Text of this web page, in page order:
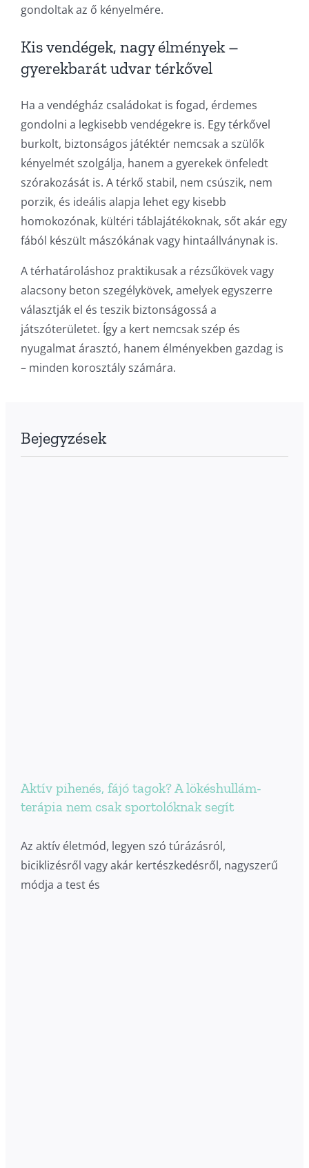
gondoltak az ő kényelmére.
Kis vendégek, nagy élmények –
gyerekbarát udvar térkővel
Ha a vendégház családokat is fogad, érdemes
gondolni a legkisebb vendégekre is. Egy térkővel
burkolt, biztonságos játéktér nemcsak a szülők
kényelmét szolgálja, hanem a gyerekek önfeledt
szórakozását is. A térkő stabil, nem csúszik, nem
porzik, és ideális alapja lehet egy kisebb
homokozónak, kültéri táblajátékoknak, sőt akár egy
fából készült mászókának vagy hintaállványnak is.
A térhatároláshoz praktikusak a rézsűkövek vagy
alacsony beton szegélykövek, amelyek egyszerre
választják el és teszik biztonságossá a
játszóterületet. Így a kert nemcsak szép és
nyugalmat árasztó, hanem élményekben gazdag is
– minden korosztály számára.
Bejegyzések
Aktív pihenés, fájó tagok? A lökéshullám-
terápia nem csak sportolóknak segít
Az aktív életmód, legyen szó túrázásról,
biciklizésről vagy akár kertészkedésről, nagyszerű
módja a test és